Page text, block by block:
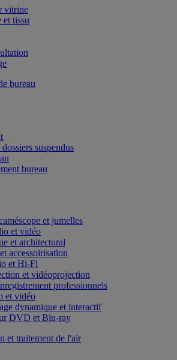
vitrine
et tissu
bureau
suspendus
bureau
et jumelles
et vidéo
et architectural
accessoirisation
et Hi-Fi
et vidéoprojection
professionnels
et vidéo
dynamique et interactif
DVD et Blu-ray
et traitement de l'air